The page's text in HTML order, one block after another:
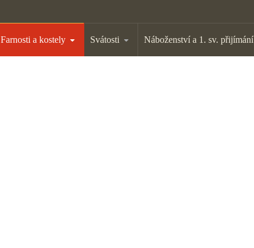
Farnosti a kostely Svátosti Náboženství a 1. sv. přijímání